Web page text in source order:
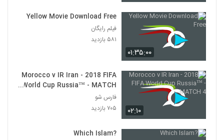
۰۱:۳۵:۰۰
Yellow Movie Download Free
فیلم رایگان
۵۸۱ بازدید
۰۲:۱۰
Morocco v IR Iran - 2018 FIFA
World Cup Russia™ - MATCH
4
فارس شو
۷۰۵ بازدید
?Which Islam